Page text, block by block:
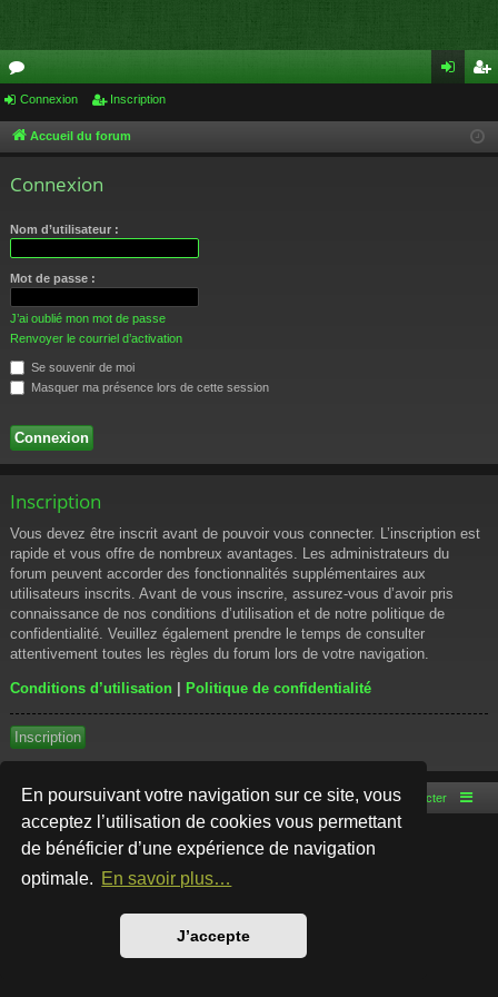
En poursuivant votre navigation sur ce site, vous
acceptez l’utilisation de cookies vous permettant
de bénéficier d’une expérience de navigation
optimale. En savoir plus…
J’accepte
or
u cri
Connexion Inscription
Accueil du forum
Connexion
Nom d’utilisateur :
Mot de passe :
J’ai oublié mon mot de passe
Renvoyer le courriel d’activation
Se souvenir de moi
Masquer ma présence lors de cette session
Inscription
Vous devez être inscrit avant de pouvoir vous connecter. L’inscription est
rapide et vous offre de nombreux avantages. Les administrateurs du
forum peuvent accorder des fonctionnalités supplémentaires aux
utilisateurs inscrits. Avant de vous inscrire, assurez-vous d’avoir pris
connaissance de nos conditions d’utilisation et de notre politique de
confidentialité. Veuillez également prendre le temps de consulter
attentivement toutes les règles du forum lors de votre navigation.
Conditions d’utilisation | Politique de confidentialité
Inscription
Accueil du forum Nous contacter
Développé parphpBB® Forum Software © phpBB Limited
Style par
Traduction française officielle